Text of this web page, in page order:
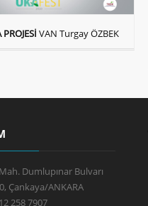
VAN Turgay ÖZBEK
Dumlupınar Bulvarı
Çankaya/ANKARA
258 7907